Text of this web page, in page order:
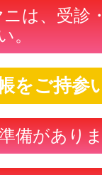
は、受
。
をご持
備があり